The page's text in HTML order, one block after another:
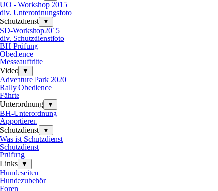
UO - Workshop 2015
div. Unterordnungsfoto
Schutzdienst
▼
SD-Workshop2015
div. Schutzdienstfoto
BH Prüfung
Obedience
Messeauftritte
Video
▼
Adventure Park 2020
Rally Obedience
Fährte
Unterordnung
▼
BH-Unterordnung
Apportieren
Schutzdienst
▼
Was ist Schutzdienst
Schutzdienst
Prüfung
Links
▼
Hundeseiten
Hundezubehör
Foren